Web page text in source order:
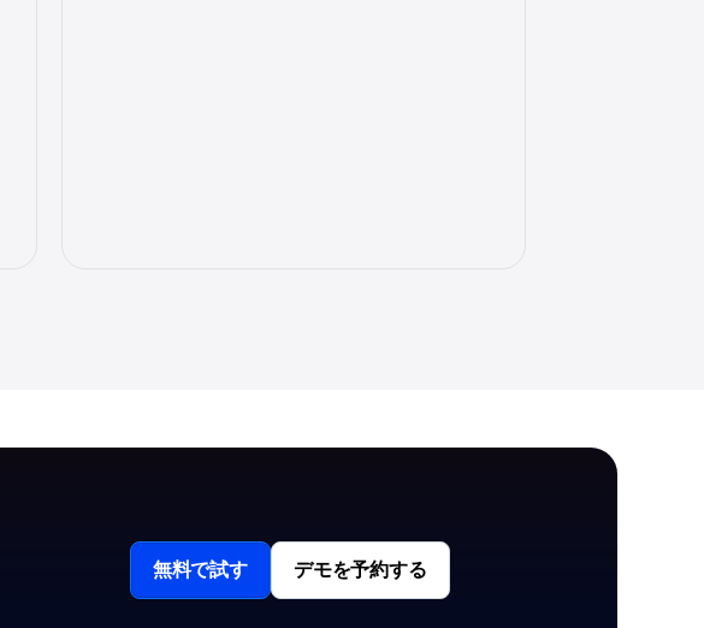
無料で試す デモを予約する